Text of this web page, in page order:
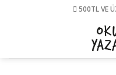
500TL VE